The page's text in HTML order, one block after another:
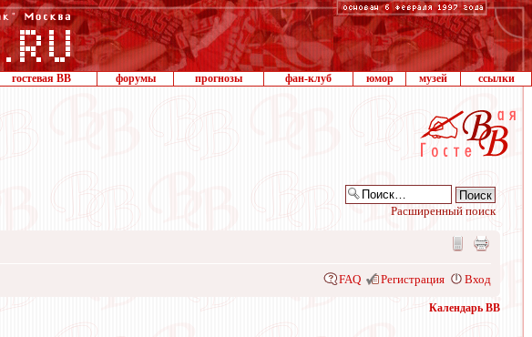
гостевая ВВ форумы прогнозы фан-клуб юмор музей ссылки
Расширенный поиск
FAQ Регистрация Вход
Календарь ВВ